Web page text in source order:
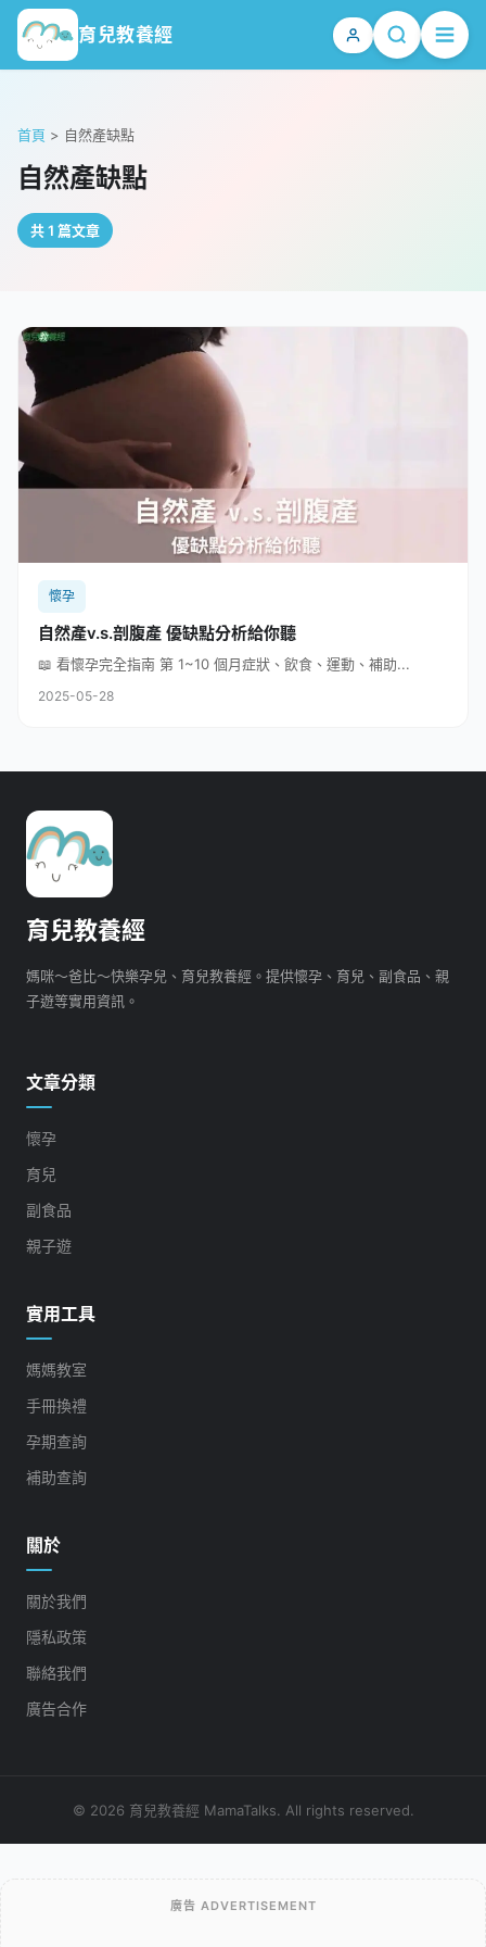
育兒教養經
首頁 > 自然產缺點
自然產缺點
共 1 篇文章
懷孕
自然產v.s.剖腹產 優缺點分析給你聽
📖 看懷孕完全指南 第 1~10 個月症狀、飲食、運動、補助...
2025-05-28
育兒教養經
媽咪～爸比～快樂孕兒、育兒教養經。提供懷孕、育兒、副食品、親
子遊等實用資訊。
文章分類
懷孕
育兒
副食品
親子遊
實用工具
媽媽教室
手冊換禮
孕期查詢
補助查詢
關於
關於我們
隱私政策
聯絡我們
廣告合作
© 2026 育兒教養經 MamaTalks. All rights reserved.
廣告 ADVERTISEMENT